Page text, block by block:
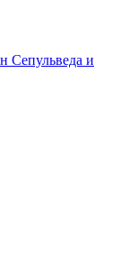
Сепульведа и